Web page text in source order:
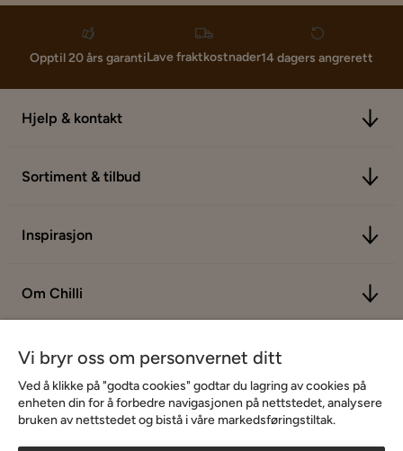
Opptil 20 års garantiLave fraktkostnader14 dagers angrerett
Hjelp & kontakt
Sortiment & tilbud
Inspirasjon
Om Chilli
Vi bryr oss om personvernet ditt
Ved å klikke på "godta cookies" godtar du lagring av cookies på
enheten din for å forbedre navigasjonen på nettstedet, analysere
bruken av nettstedet og bistå i våre markedsføringstiltak.